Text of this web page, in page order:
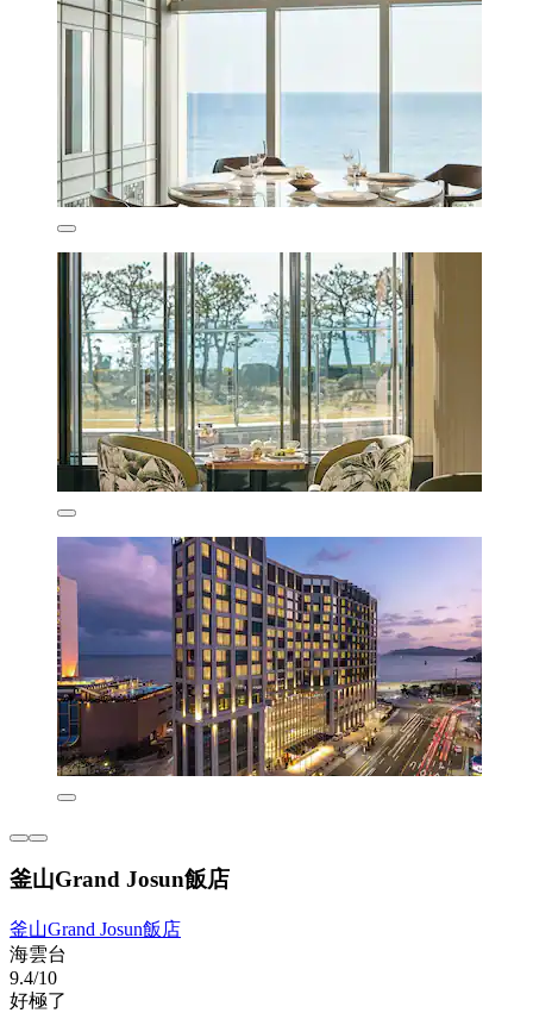
釜山Grand Josun飯店
釜山Grand Josun飯店
海雲台
9.4/10
好極了